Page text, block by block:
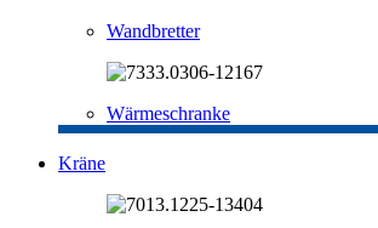
Wandbretter
Wärmeschranke
Kräne